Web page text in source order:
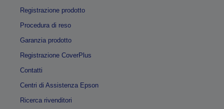
Registrazione prodotto
Procedura di reso
Garanzia prodotto
Registrazione CoverPlus
Contatti
Centri di Assistenza Epson
Ricerca rivenditori